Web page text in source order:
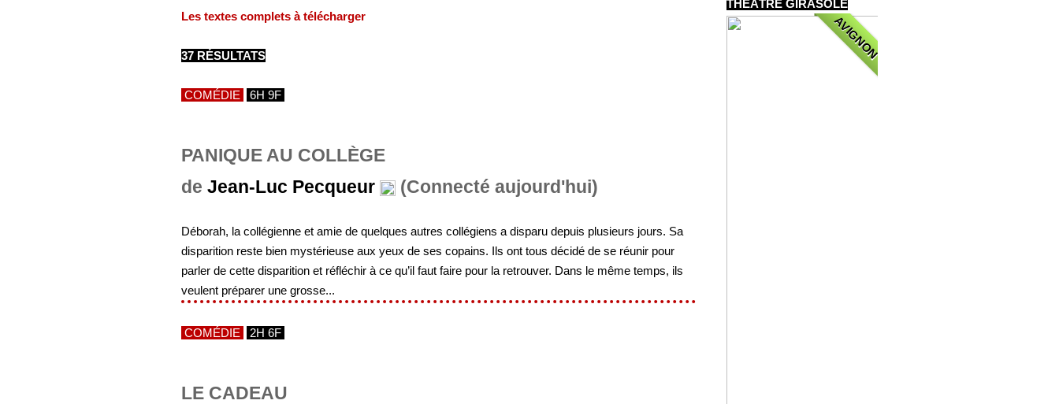
Les textes complets à télécharger
37 RÉSULTATS
COMÉDIE 6H 9F
PANIQUE AU COLLÈGE
de Jean-Luc Pecqueur (Connecté aujourd'hui)
Déborah, la collégienne et amie de quelques autres collégiens a disparu depuis plusieurs jours. Sa
disparition reste bien mystérieuse aux yeux de ses copains. Ils ont tous décidé de se réunir pour
parler de cette disparition et réfléchir à ce qu’il faut faire pour la retrouver. Dans le même temps, ils
veulent préparer une grosse...
COMÉDIE 2H 6F
LE CADEAU
THÉÂTRE GIRASOLE
AVIGNON